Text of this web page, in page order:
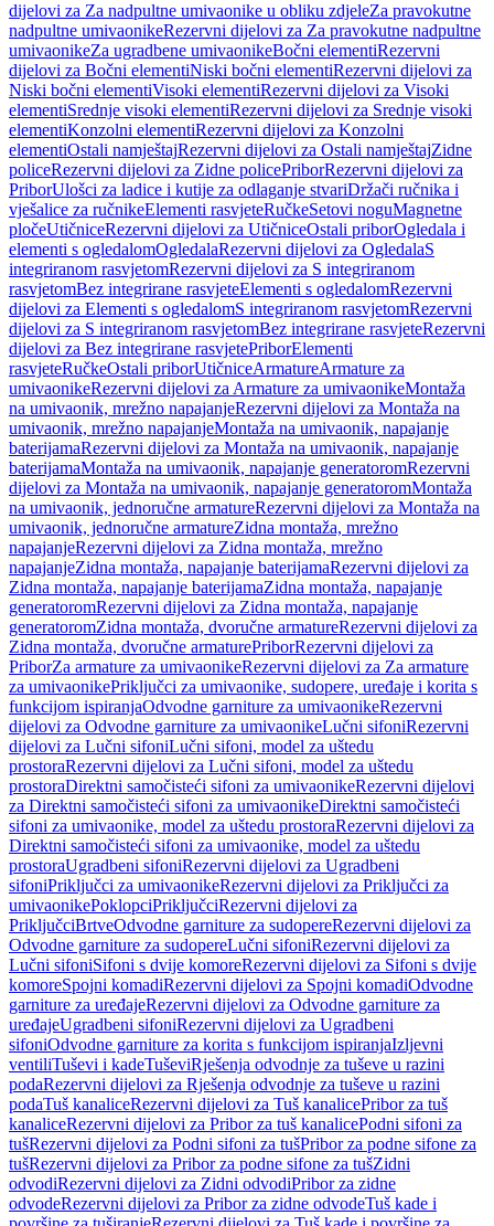
dijelovi za Za nadpultne umivaonike u obliku zdjeleZa pravokutne
nadpultne umivaonikeRezervni dijelovi za Za pravokutne nadpultne
umivaonikeZa ugradbene umivaonikeBočni elementiRezervni
dijelovi za Bočni elementiNiski bočni elementiRezervni dijelovi za
Niski bočni elementiVisoki elementiRezervni dijelovi za Visoki
elementiSrednje visoki elementiRezervni dijelovi za Srednje visoki
elementiKonzolni elementiRezervni dijelovi za Konzolni
elementiOstali namještajRezervni dijelovi za Ostali namještajZidne
policeRezervni dijelovi za Zidne policePriborRezervni dijelovi za
PriborUlošci za ladice i kutije za odlaganje stvariDržači ručnika i
vješalice za ručnikeElementi rasvjeteRučkeSetovi noguMagnetne
pločeUtičniceRezervni dijelovi za UtičniceOstali priborOgledala i
elementi s ogledalomOgledalaRezervni dijelovi za OgledalaS
integriranom rasvjetomRezervni dijelovi za S integriranom
rasvjetomBez integrirane rasvjeteElementi s ogledalomRezervni
dijelovi za Elementi s ogledalomS integriranom rasvjetomRezervni
dijelovi za S integriranom rasvjetomBez integrirane rasvjeteRezervni
dijelovi za Bez integrirane rasvjetePriborElementi
rasvjeteRučkeOstali priborUtičniceArmatureArmature za
umivaonikeRezervni dijelovi za Armature za umivaonikeMontaža
na umivaonik, mrežno napajanjeRezervni dijelovi za Montaža na
umivaonik, mrežno napajanjeMontaža na umivaonik, napajanje
baterijamaRezervni dijelovi za Montaža na umivaonik, napajanje
baterijamaMontaža na umivaonik, napajanje generatoromRezervni
dijelovi za Montaža na umivaonik, napajanje generatoromMontaža
na umivaonik, jednoručne armatureRezervni dijelovi za Montaža na
umivaonik, jednoručne armatureZidna montaža, mrežno
napajanjeRezervni dijelovi za Zidna montaža, mrežno
napajanjeZidna montaža, napajanje baterijamaRezervni dijelovi za
Zidna montaža, napajanje baterijamaZidna montaža, napajanje
generatoromRezervni dijelovi za Zidna montaža, napajanje
generatoromZidna montaža, dvoručne armatureRezervni dijelovi za
Zidna montaža, dvoručne armaturePriborRezervni dijelovi za
PriborZa armature za umivaonikeRezervni dijelovi za Za armature
za umivaonikePriključci za umivaonike, sudopere, uređaje i korita s
funkcijom ispiranjaOdvodne garniture za umivaonikeRezervni
dijelovi za Odvodne garniture za umivaonikeLučni sifoniRezervni
dijelovi za Lučni sifoniLučni sifoni, model za uštedu
prostoraRezervni dijelovi za Lučni sifoni, model za uštedu
prostoraDirektni samočisteći sifoni za umivaonikeRezervni dijelovi
za Direktni samočisteći sifoni za umivaonikeDirektni samočisteći
sifoni za umivaonike, model za uštedu prostoraRezervni dijelovi za
Direktni samočisteći sifoni za umivaonike, model za uštedu
prostoraUgradbeni sifoniRezervni dijelovi za Ugradbeni
sifoniPriključci za umivaonikeRezervni dijelovi za Priključci za
umivaonikePoklopciPriključciRezervni dijelovi za
PriključciBrtveOdvodne garniture za sudopereRezervni dijelovi za
Odvodne garniture za sudopereLučni sifoniRezervni dijelovi za
Lučni sifoniSifoni s dvije komoreRezervni dijelovi za Sifoni s dvije
komoreSpojni komadiRezervni dijelovi za Spojni komadiOdvodne
garniture za uređajeRezervni dijelovi za Odvodne garniture za
uređajeUgradbeni sifoniRezervni dijelovi za Ugradbeni
sifoniOdvodne garniture za korita s funkcijom ispiranjaIzljevni
ventiliTuševi i kadeTuševiRješenja odvodnje za tuševe u razini
podaRezervni dijelovi za Rješenja odvodnje za tuševe u razini
podaTuš kanaliceRezervni dijelovi za Tuš kanalicePribor za tuš
kanaliceRezervni dijelovi za Pribor za tuš kanalicePodni sifoni za
tušRezervni dijelovi za Podni sifoni za tušPribor za podne sifone za
tušRezervni dijelovi za Pribor za podne sifone za tušZidni
odvodiRezervni dijelovi za Zidni odvodiPribor za zidne
odvodeRezervni dijelovi za Pribor za zidne odvodeTuš kade i